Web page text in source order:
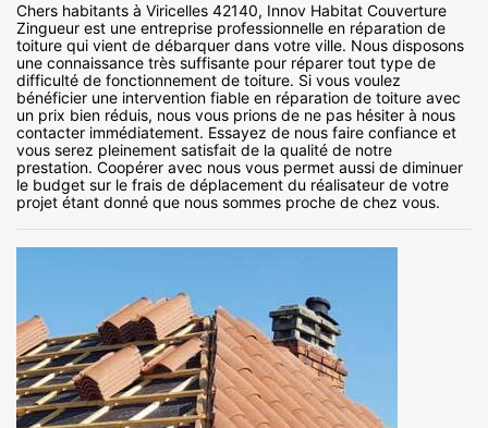
Chers habitants à Viricelles 42140, Innov Habitat Couverture
Zingueur est une entreprise professionnelle en réparation de
toiture qui vient de débarquer dans votre ville. Nous disposons
une connaissance très suffisante pour réparer tout type de
difficulté de fonctionnement de toiture. Si vous voulez
bénéficier une intervention fiable en réparation de toiture avec
un prix bien réduis, nous vous prions de ne pas hésiter à nous
contacter immédiatement. Essayez de nous faire confiance et
vous serez pleinement satisfait de la qualité de notre
prestation. Coopérer avec nous vous permet aussi de diminuer
le budget sur le frais de déplacement du réalisateur de votre
projet étant donné que nous sommes proche de chez vous.